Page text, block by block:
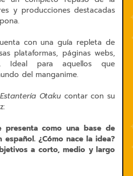
y producciones destacadas
con una guía repleta de
plataformas, páginas webs,
Ideal para aquellos que
del manganime.
Estantería Otakucontar con su
presenta como una base de
¿Cómo nace la idea?
a corto, medio y largo